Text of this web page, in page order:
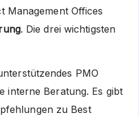
Management Offices
. Die drei wichtigsten
PMO
interne Beratung. Es gibt
zu Best